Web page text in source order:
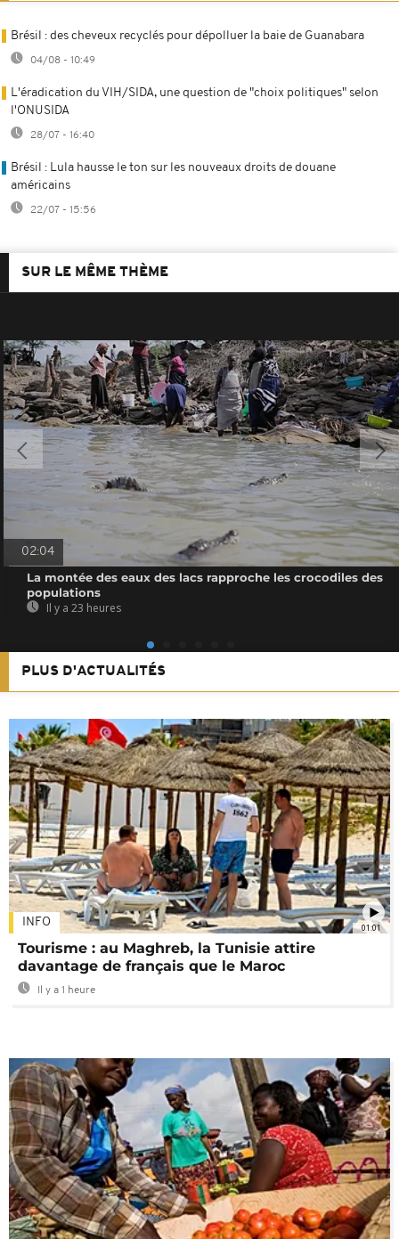
Brésil : des cheveux recyclés pour dépolluer la baie de Guanabara
04/08 - 10:49
L'éradication du VIH/SIDA, une question de "choix politiques" selon
l'ONUSIDA
28/07 - 16:40
Brésil : Lula hausse le ton sur les nouveaux droits de douane
américains
22/07 - 15:56
SUR LE MÊME THÈME
02:04
La montée des eaux des lacs rapproche les crocodiles des
populations
Il y a 23 heures
PLUS D'ACTUALITÉS
01:01
INFO
Tourisme : au Maghreb, la Tunisie attire
davantage de français que le Maroc
Il y a 1 heure